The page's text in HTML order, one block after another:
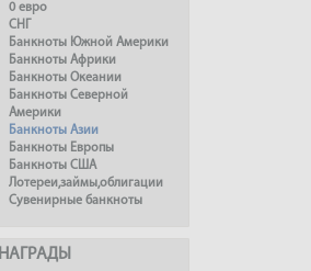
0 евро
СНГ
Банкноты Южной Америки
Банкноты Африки
Банкноты Океании
Банкноты Северной
Америки
Банкноты Азии
Банкноты Европы
Банкноты США
Лотереи,займы,облигации
Сувенирные банкноты
НАГРАДЫ